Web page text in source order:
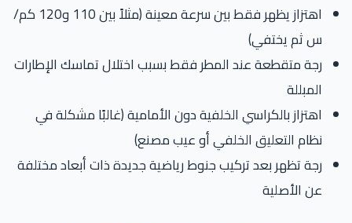
اهتزاز يظهر فقط بين سرعة معينة (مثلاً بين 110 و120 كم/
س ثم يختفي)
رجة متقطعة عند المطر فقط بسبب اختلال تماسك الإطارات
المبللة
اهتزاز بالكراسي الخلفية دون الأمامية (غالبًا مشكلة في
نظام التعليق الخلفي أو عيب مصنع)
رجة تظهر بعد تركيب جنوط رياضية جديدة ذات أبعاد مختلفة
عن الأصلية